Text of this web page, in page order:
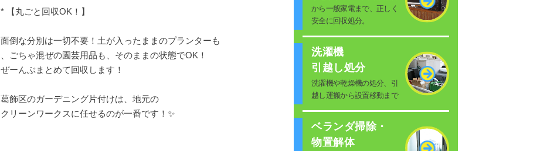
* 【丸ごと回収OK！】
面倒な分別は一切不要！土が入ったままのプランターも
、ごちゃ混ぜの園芸用品も、そのままの状態でOK！
ぜーんぶまとめて回収します！
葛飾区のガーデニング片付けは、地元の
クリーンワークスに任せるのが一番です！✨
から一般家電まで、正しく
安全に回収処分。
洗濯機
引越し処分
洗濯機や乾燥機の処分、引
越し運搬から設置移動まで
ベランダ掃除・
物置解体